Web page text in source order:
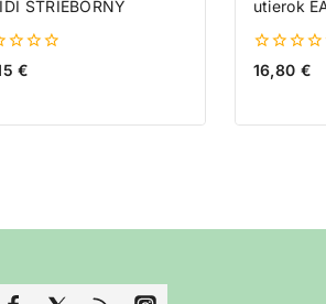
STRIEBORNÝ
€
utierok
0
z
16,80 €